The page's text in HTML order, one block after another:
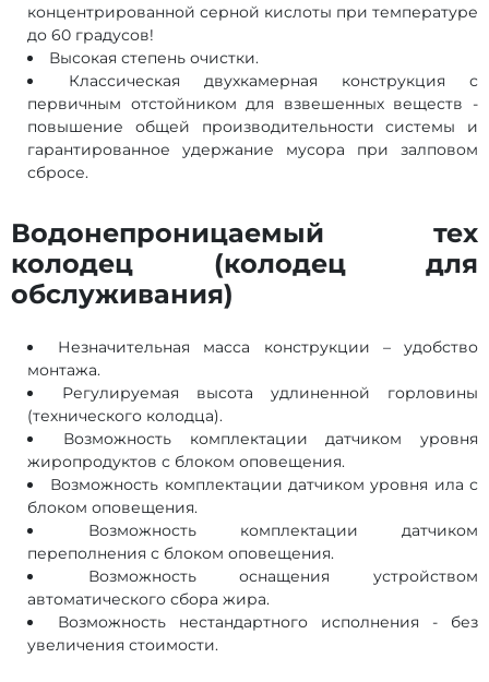
концентрированной серной кислоты при температуре
до 60 градусов!
Высокая степень очистки.
Классическая двухкамерная конструкция с
первичным отстойником для взвешенных веществ -
повышение общей производительности системы и
гарантированное удержание мусора при залповом
сбросе.
Водонепроницаемый тех
колодец (колодец для
обслуживания)
Незначительная масса конструкции – удобство
монтажа.
Регулируемая высота удлиненной горловины
(технического колодца).
Возможность комплектации датчиком уровня
жиропродуктов с блоком оповещения.
Возможность комплектации датчиком уровня ила с
блоком оповещения.
Возможность комплектации датчиком
переполнения с блоком оповещения.
Возможность оснащения устройством
автоматического сбора жира.
Возможность нестандартного исполнения - без
увеличения стоимости.